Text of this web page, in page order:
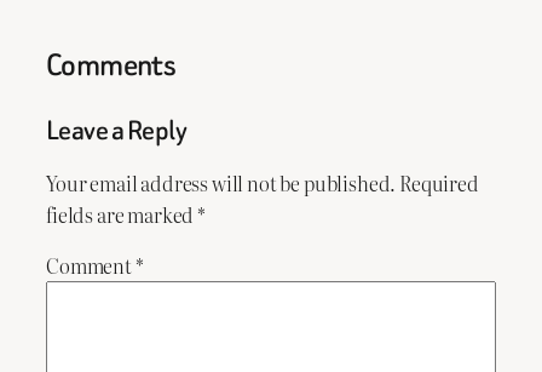
Comments
Leave a Reply
Your email address will not be published. Required
fields are marked *
Comment*